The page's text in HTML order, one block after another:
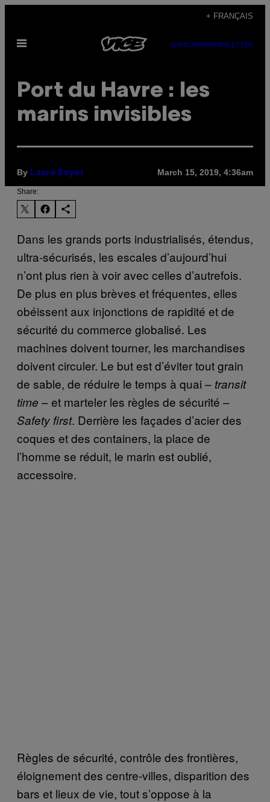
content
+ FRANÇAIS
Open
SUBSCRIBENEWSLETTER
Port du Havre : les
marins invisibles
By Laure Boyer March 15, 2019, 4:36am
Share:
Dans les grands ports industrialisés, étendus,
ultra-sécurisés, les escales d’aujourd’hui
n’ont plus rien à voir avec celles d’autrefois.
De plus en plus brèves et fréquentes, elles
obéissent aux injonctions de rapidité et de
sécurité du commerce globalisé. Les
machines doivent tourner, les marchandises
doivent circuler. Le but est d’éviter tout grain
de sable, de réduire le temps à quai – transit
time – et marteler les règles de sécurité –
Safety first. Derrière les façades d’acier des
coques et des containers, la place de
l’homme se réduit, le marin est oublié,
accessoire.
Règles de sécurité, contrôle des frontières,
éloignement des centre-villes, disparition des
bars et lieux de vie, tout s’oppose à la